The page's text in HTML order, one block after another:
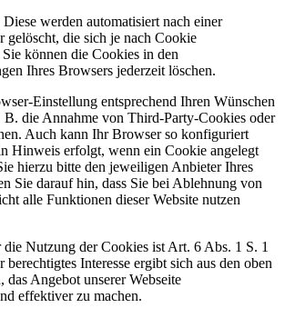
werden automatisiert nach einer
gelöscht, die sich je nach Cookie
können die Cookies in den
Ihres Browsers jederzeit löschen.
Einstellung entsprechend Ihren Wünschen
die Annahme von Third-Party-Cookies oder
Auch kann Ihr Browser so konfiguriert
Hinweis erfolgt, wenn ein Cookie angelegt
hierzu bitte den jeweiligen Anbieter Ihres
Sie darauf hin, dass Sie bei Ablehnung von
alle Funktionen dieser Website nutzen
Nutzung der Cookies ist Art. 6 Abs. 1 S. 1
Interesse ergibt sich aus den oben
das Angebot unserer Webseite
effektiver zu machen.